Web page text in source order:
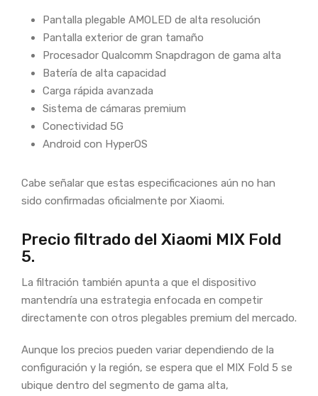
Pantalla plegable AMOLED de alta resolución
Pantalla exterior de gran tamaño
Procesador Qualcomm Snapdragon de gama alta
Batería de alta capacidad
Carga rápida avanzada
Sistema de cámaras premium
Conectividad 5G
Android con HyperOS
Cabe señalar que estas especificaciones aún no han
sido confirmadas oficialmente por Xiaomi.
Precio filtrado del Xiaomi MIX Fold
5.
La filtración también apunta a que el dispositivo
mantendría una estrategia enfocada en competir
directamente con otros plegables premium del mercado.
Aunque los precios pueden variar dependiendo de la
configuración y la región, se espera que el MIX Fold 5 se
ubique dentro del segmento de gama alta,